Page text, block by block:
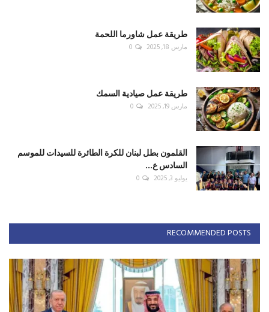
طريقة عمل شاورما اللحمة
مارس 18, 2025 0
طريقة عمل صيادية السمك
مارس 19, 2025 0
القلمون بطل لبنان للكرة الطائرة للسيدات للموسم
السادس ع...
يوليو 3, 2025 0
RECOMMENDED POSTS